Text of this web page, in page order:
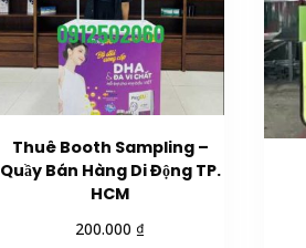
Thuê Booth Sampling –
Quầy Bán Hàng Di Động TP.
HCM
200.000 ₫